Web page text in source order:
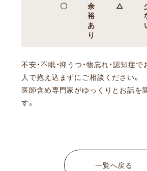
〇
余
裕
あ
り
△
不安・不眠・抑うつ・物忘れ・認知症
人で抱え込まずにご相談ください。
医師含め専門家がゆっくりとお話を
す。
一覧へ戻る